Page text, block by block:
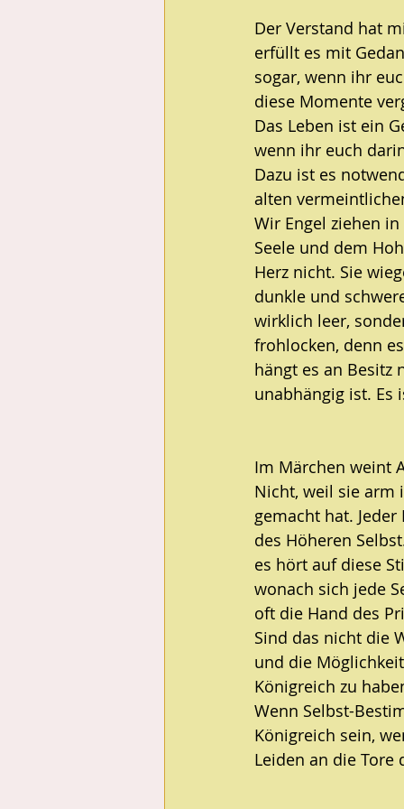
Der Verstand hat
erfüllt es mit
sogar, wenn ihr
diese Momente
Das Leben ist ein
wenn ihr euch
Dazu ist es
alten
Wir Engel ziehen
Seele und dem
Herz nicht. Sie
dunkle und
wirklich leer,
frohlocken, denn
hängt es an Besitz
unabhängig ist.
Im Märchen weint
Nicht, weil sie arm
gemacht hat.
des Höheren
es hört auf diese
wonach sich jede
oft die Hand des
Sind das nicht die
und die
Königreich zu
Wenn Selbst-
Königreich sein,
Leiden an die